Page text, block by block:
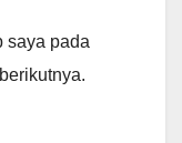
saya pada